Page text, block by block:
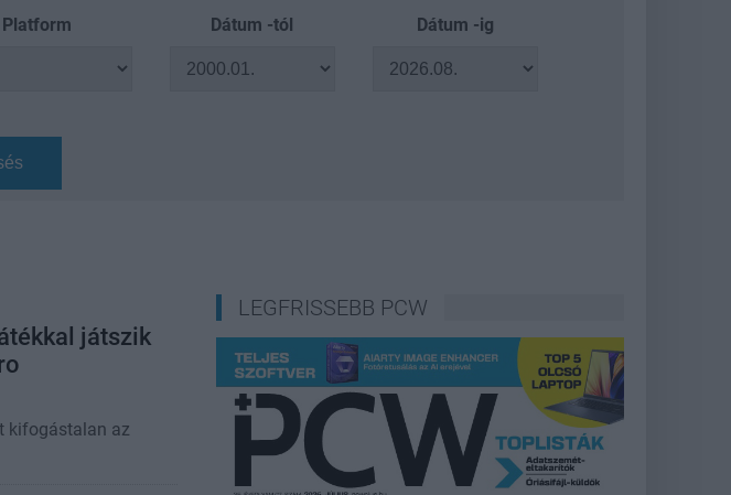
Platform Dátum -tól Dátum -ig
játszik
kifogástalan az
LEGFRISSEBB PCW